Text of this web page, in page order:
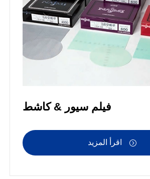
فيلم سيور & كاشط
